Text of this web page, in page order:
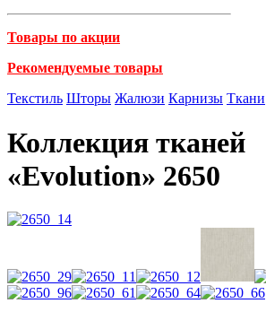
Товары по акции
Рекомендуемые товары
Текстиль Шторы Жалюзи Карнизы Ткани
Коллекция тканей
«Evolution» 2650